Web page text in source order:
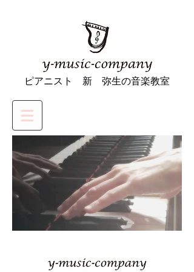
ピアニスト 新 弥生の音楽教室